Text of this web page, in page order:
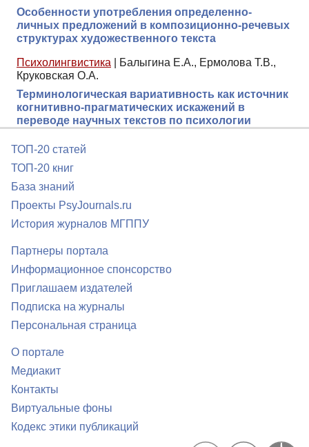
Особенности употребления определенно-
личных предложений в композиционно-речевых
структурах художественного текста
Психолингвистика
Балыгина Е.А., Ермолова Т.В.,
Круковская О.А.
Терминологическая вариативность как источник
когнитивно-прагматических искажений в
переводе научных текстов по психологии
ТОП-20 статей
ТОП-20 книг
База знаний
Проекты PsyJournals.ru
История журналов МГППУ
Партнеры портала
Информационное спонсорство
Приглашаем издателей
Подписка на журналы
Персональная страница
О портале
Медиакит
Контакты
Виртуальные фоны
Кодекс этики публикаций